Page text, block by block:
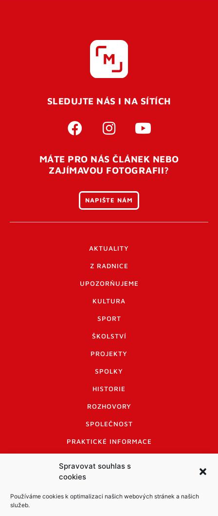
Spravovat souhlas s
cookies
Používáme cookies k optimalizaci našich webových stránek a našich
služeb.
SLEDUJTE NÁS I NA SÍTÍCH
MÁTE PRO NÁS ČLÁNEK NEBO
ZAJÍMAVOU FOTOGRAFII?
NAPIŠTE NÁM
AKTUALITY
Z RADNICE
UPOZORŇUJEME
KULTURA
SPORT
ŠKOLSTVÍ
PROJEKTY
SPOLKY
HISTORIE
ROZHOVORY
SPOLEČNOST
PRAKTICKÉ INFORMACE
INFORMACE A KODEX DISKUTUJÍCÍCH
LOGO A LOGO MANUÁL